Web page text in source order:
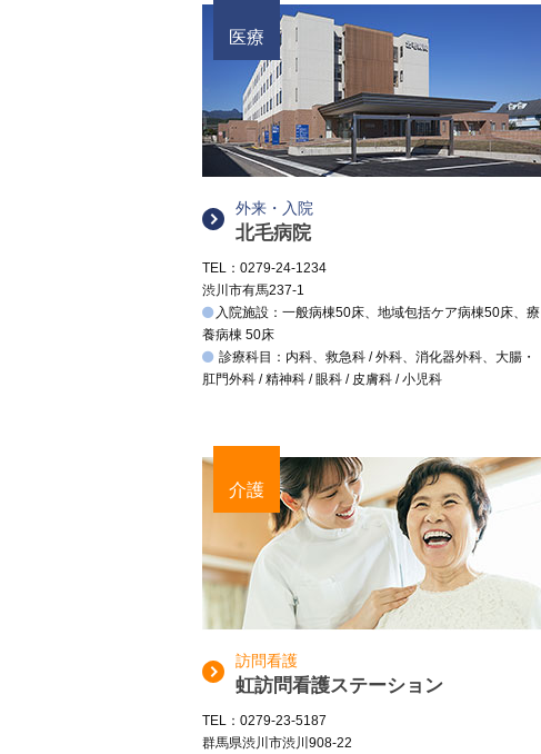
医療
外来・入院
北毛病院
TEL：0279-24-1234
渋川市有馬237-1
入院施設：一般病棟50床、地域包括ケア病棟50床、療
養病棟 50床
診療科目：内科、救急科 / 外科、消化器外科、大腸・
肛門外科 / 精神科 / 眼科 / 皮膚科 / 小児科
介護
訪問看護
虹訪問看護ステーション
TEL：0279-23-5187
群馬県渋川市渋川908-22